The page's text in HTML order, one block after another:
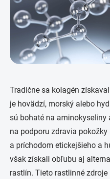
Tradične sa kolagén
je hovädzí, morský alebo
sú bohaté na
na podporu zdravia
a príchodom etickejšieho a
však získali obľubu aj
rastlín. Tieto rastlinné